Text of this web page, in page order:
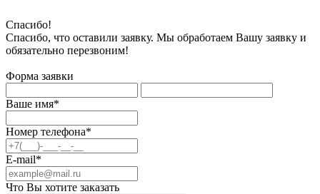
Спасибо!
Спасибо, что оставили заявку. Мы обработаем Вашу заявку и
обязательно перезвоним!
Форма заявки
Ваше имя*
Номер телефона*
E-mail*
Что Вы хотите заказать